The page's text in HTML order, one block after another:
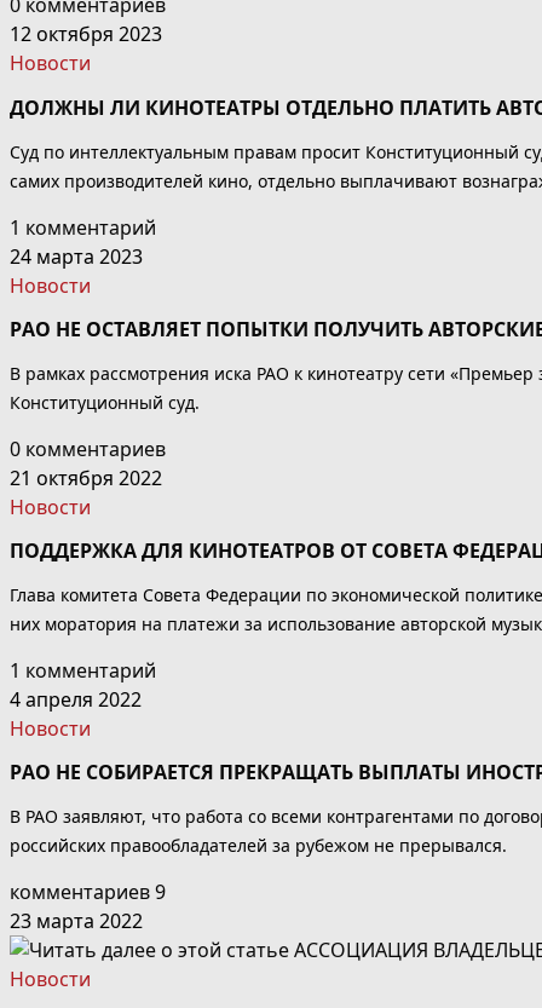
12 октября 2023
Новости
ДОЛЖНЫ ЛИ КИНОТЕАТРЫ ОТДЕЛЬНО ПЛАТИТЬ
Суд по интеллектуальным правам просит Конституционный
самих производителей кино, отдельно выплачивают
1 комментарий
24 марта 2023
Новости
РАО НЕ ОСТАВЛЯЕТ ПОПЫТКИ ПОЛУЧИТЬ
В рамках рассмотрения иска РАО к кинотеатру сети
Конституционный суд.
0 комментариев
21 октября 2022
Новости
ПОДДЕРЖКА ДЛЯ КИНОТЕАТРОВ ОТ СОВЕТА
Глава комитета Совета Федерации по экономической
них моратория на платежи за использование авторской
1 комментарий
4 апреля 2022
Новости
РАО НЕ СОБИРАЕТСЯ ПРЕКРАЩАТЬ ВЫПЛАТЫ
В РАО заявляют, что работа со всеми контрагентами по
российских правообладателей за рубежом не прерывался.
комментариев 9
23 марта 2022
Новости